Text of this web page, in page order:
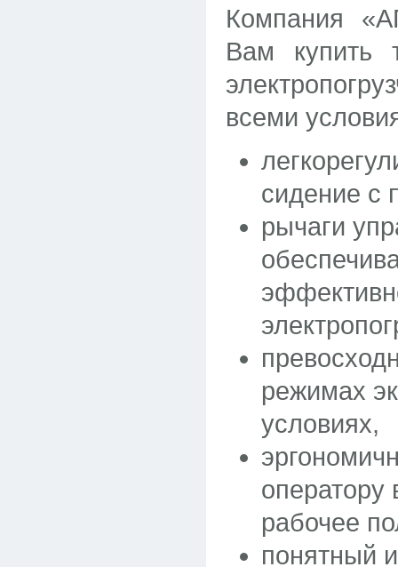
Компания
Вам купить
всеми
сидение с
рычаги
режимах
условиях,
оператору
рабочее
понятный